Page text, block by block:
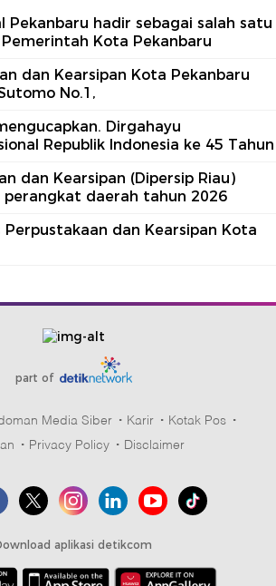
Pekanbaru hadir sebagai salah satu
Kota Pekanbaru
dan Kearsipan Kota Pekanbaru
No.1,
Dirgahayu
Republik Indonesia ke 45 Tahun
dan Kearsipan (Dipersip Riau)
daerah tahun 2026
Perpustakaan dan Kearsipan Kota
part of
Media Siber Karir
Kotak Pos
Privacy Policy Disclaimer
aplikasi detikcom